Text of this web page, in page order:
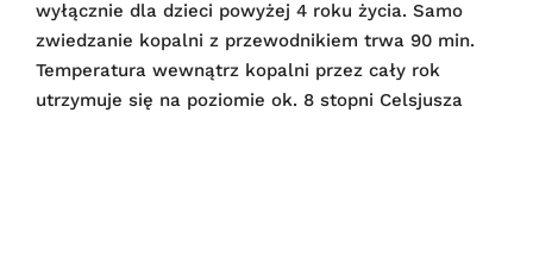
wyłącznie dla dzieci powyżej 4 roku życia. Samo
zwiedzanie kopalni z przewodnikiem trwa 90 min.
Temperatura wewnątrz kopalni przez cały rok
utrzymuje się na poziomie ok. 8 stopni Celsjusza